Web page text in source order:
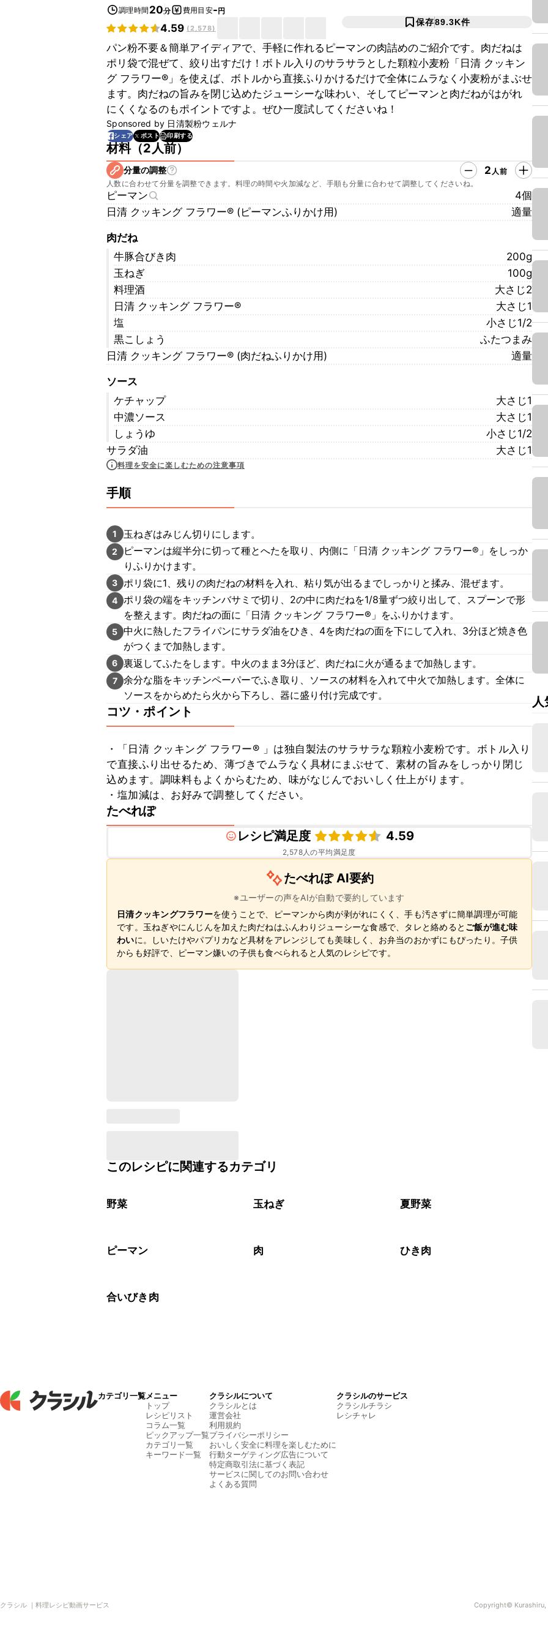
調理時間 20分 費用目安-円
4.59 (2,578)
保存89.3K件
パン粉不要＆簡単アイディアで、手軽に作れるピーマンの肉詰めのご紹介です。肉だねは
ポリ袋で混ぜて、絞り出すだけ！ボトル入りのサラサラとした顆粒小麦粉「日清 クッキン
グ フラワー®」を使えば、ボトルから直接ふりかけるだけで全体にムラなく小麦粉がまぶせ
ます。肉だねの旨みを閉じ込めたジューシーな味わい、そしてピーマンと肉だねがはがれ
にくくなるのもポイントですよ。ぜひ一度試してくださいね！
Sponsored by 日清製粉ウェルナ
シェア ポスト 印刷する
材料（2人前）
分量の調整 2 人前
人数に合わせて分量を調整できます。料理の時間や火加減など、手順も分量に合わせて調整してくださいね。
ピーマン
4個
日清 クッキング フラワー® (ピーマンふりかけ用)
適量
肉だね
牛豚合びき肉
200g
玉ねぎ
100g
料理酒
大さじ2
日清 クッキング フラワー®
大さじ1
塩
小さじ1/2
黒こしょう
ふたつまみ
日清 クッキング フラワー® (肉だねふりかけ用)
適量
ソース
ケチャップ
大さじ1
中濃ソース
大さじ1
しょうゆ
小さじ1/2
サラダ油
大さじ1
料理を安全に楽しむための注意事項
手順
1 玉ねぎはみじん切りにします。
2
ピーマンは縦半分に切って種とへたを取り、内側に「日清 クッキング フラワー®」をしっか
りふりかけます。
3 ポリ袋に1、残りの肉だねの材料を入れ、粘り気が出るまでしっかりと揉み、混ぜます。
4 ポリ袋の端をキッチンバサミで切り、2の中に肉だねを1/8量ずつ絞り出して、スプーンで形
を整えます。肉だねの面に「日清 クッキング フラワー®」をふりかけます。
5 中火に熱したフライパンにサラダ油をひき、4を肉だねの面を下にして入れ、3分ほど焼き色
がつくまで加熱します。
6 裏返してふたをします。中火のまま3分ほど、肉だねに火が通るまで加熱します。
7 余分な脂をキッチンペーパーでふき取り、ソースの材料を入れて中火で加熱します。全体に
ソースをからめたら火から下ろし、器に盛り付け完成です。
コツ・ポイント
・「日清 クッキング フラワー® 」は独自製法のサラサラな顆粒小麦粉です。ボトル入り
で直接ふり出せるため、薄づきでムラなく具材にまぶせて、素材の旨みをしっかり閉じ
込めます。調味料もよくからむため、味がなじんでおいしく仕上がります。
・塩加減は、お好みで調整してください。
たべれぽ
レシピ満足度
4.59
2,578人の平均満足度
たべれぽ AI要約
※ユーザーの声をAIが自動で要約しています
日清クッキングフラワーを使うことで、ピーマンから肉が剥がれにくく、手も汚さずに簡単調理が可能
です。玉ねぎやにんじんを加えた肉だねはふんわりジューシーな食感で、タレと絡めると ご飯が進む味
わいに。しいたけやパプリカなど具材をアレンジしても美味しく、お弁当のおかずにもぴったり。子供
からも好評で、ピーマン嫌いの子供も食べられると人気のレシピです。
このレシピに関連するカテゴリ
野菜 玉ねぎ 夏野菜
ピーマン 肉 ひき肉
合いびき肉
カテゴリ一覧メニュー
トップ
レシピリスト
コラム一覧
ピックアップ一覧
カテゴリ一覧
キーワード一覧
クラシルについて
クラシルとは
運営会社
利用規約
プライバシーポリシー
おいしく安全に料理を楽しむために
行動ターゲティング広告について
特定商取引法に基づく表記
サービスに関してのお問い合わせ
よくある質問
クラシルのサービス
クラシルチラシ
レシチャレ
クラシル ｜料理レシピ動画サービス Copyright© Kurashiru,